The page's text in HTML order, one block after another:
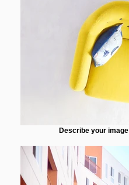
Describe your image